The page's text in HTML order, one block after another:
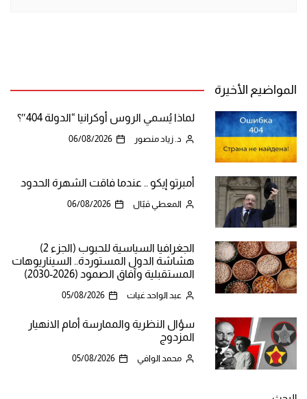
المواضيع الأخيرة
لماذا يُسمي الروس أوكرانيا “الدولة 404″؟
د. زياد منصور 06/08/2026
أمبرتو إيكو .. عندما فاقت الشهرة الحدود
المعطي قبّال 06/08/2026
الجغرافيا السياسية للحبوب (الجزء 2)
هشاشة الدول المستوردة.. السيناريوهات
المستقبلية وآفاق الصمود (2026-2030)
عبد الواحد غيات 05/08/2026
سؤال النظرية والممارسة أمام الانهيار
المزدوج
محمد الوافي 05/08/2026